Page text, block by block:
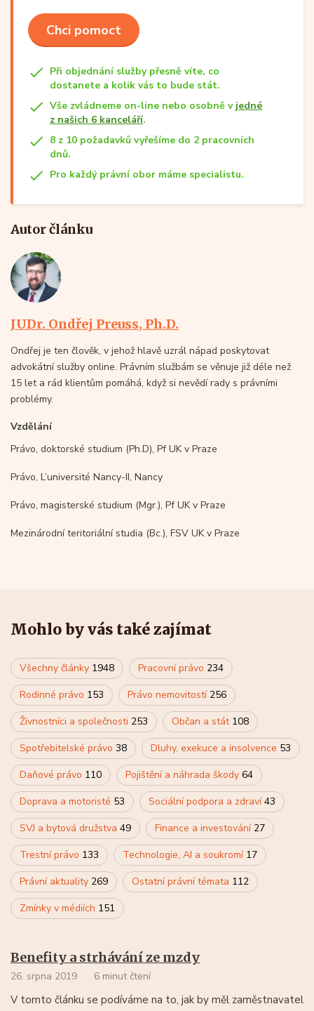
Chci pomoct
Při objednání služby přesně víte, co
dostanete a kolik vás to bude stát.
Vše zvládneme on-line nebo osobně v jedné
z našich 6 kanceláří.
8 z 10 požadavků vyřešíme do 2 pracovních
dnů.
Pro každý právní obor máme specialistu.
Autor článku
JUDr. Ondřej Preuss, Ph.D.
Ondřej je ten člověk, v jehož hlavě uzrál nápad poskytovat
advokátní služby online. Právním službám se věnuje již déle než
15 let a rád klientům pomáhá, když si nevědí rady s právními
problémy.
Vzdělání
Právo, doktorské studium (Ph.D), Pf UK v Praze
Právo, L’université Nancy-II, Nancy
Právo, magisterské studium (Mgr.), Pf UK v Praze
Mezinárodní teritoriální studia (Bc.), FSV UK v Praze
Mohlo by vás také zajímat
Všechny články 1948 Pracovní právo 234
Rodinné právo 153 Právo nemovitostí 256
Živnostníci a společnosti 253 Občan a stát 108
Spotřebitelské právo 38 Dluhy, exekuce a insolvence 53
Daňové právo 110 Pojištění a náhrada škody 64
Doprava a motoristé 53 Sociální podpora a zdraví43
SVJ a bytová družstva 49 Finance a investování 27
Trestní právo 133 Technologie, AI a soukromí 17
Právní aktuality 269 Ostatní právní témata 112
Zmínky v médiích 151
Benefity a strhávání ze mzdy
26. srpna 2019 6 minut čtení
V tomto článku se podíváme na to, jak by měl zaměstnavatel